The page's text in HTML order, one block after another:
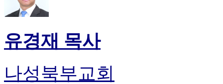
유경재 목사
나성북부교회